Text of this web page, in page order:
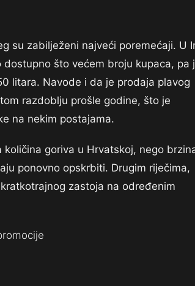
su zabilježeni najveći poremećaji. U
što većem broju kupaca, pa
litara. Navode i da je prodaja plavog
razdoblju prošle godine, što je
na nekim postajama.
goriva u Hrvatskoj, nego
ponovno opskrbiti. Drugim riječima,
zastoja na određenim